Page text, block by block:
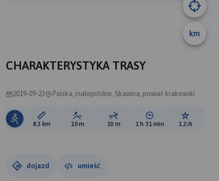
km
CHARAKTERYSTYKA TRASY
2019-09-23 Polska, małopolskie, Skawina, powiat krakowski
Długość trasy:
8.3 km Suma przewyższeń:
10 m Suma spadków:
10 m Średni czas potrzebny
1 h 31 min Ocena
1.2/6
dojazd umieść